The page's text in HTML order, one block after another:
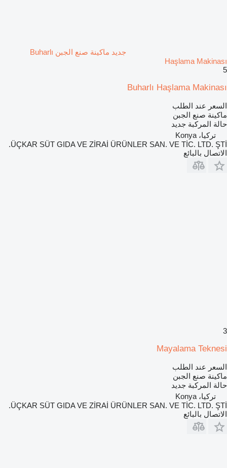
جديد ماكينة صنع الجبن Buharlı
Haşlama Makinası
5
Buharlı Haşlama Makinası
السعر عند الطلب
ماكينة صنع الجبن
حالة المركبة جديد
تركيا، Konya
ÜÇKAR SÜT GIDA VE ZİRAİ ÜRÜNLER SAN. VE TİC. LTD. ŞTİ.
الاتصال بالبائع
3
Mayalama Teknesi
السعر عند الطلب
ماكينة صنع الجبن
حالة المركبة جديد
تركيا، Konya
ÜÇKAR SÜT GIDA VE ZİRAİ ÜRÜNLER SAN. VE TİC. LTD. ŞTİ.
الاتصال بالبائع